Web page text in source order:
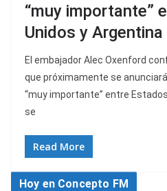
“muy importante”
Unidos y Argentina
El embajador Alec Oxenford
que próximamente se
“muy importante” entre
se
Read More
Hoy en Concepto FM